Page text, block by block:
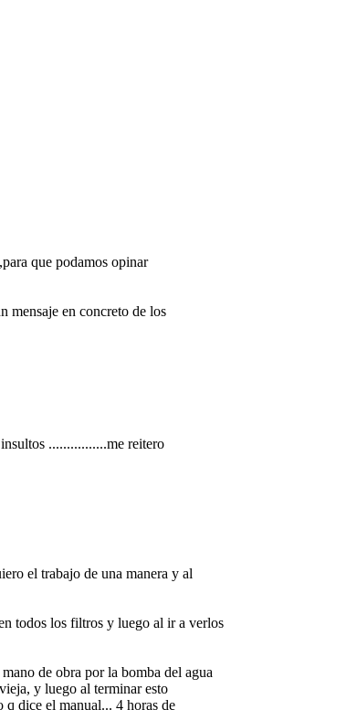
que podamos opinar
mensaje en concreto de los
................me reitero
el trabajo de una manera y al
todos los filtros y luego al ir a verlos
de obra por la bomba del agua
y luego al terminar esto
q dice el manual... 4 horas de